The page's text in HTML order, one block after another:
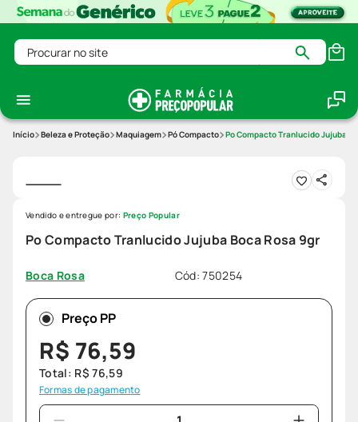
Procurar no site
Beleza e Proteção Maquiagem Pó Compacto Po Compacto Tranlucido Jujuba
Po Compacto Tranlucido Jujuba Boca Rosa 9gr
Boca Rosa Cód:750254
Vendido e entregue por: Preço Popular
Preço PP
R$ 76,59
Total: R$ 76,59
Formas de pagamento